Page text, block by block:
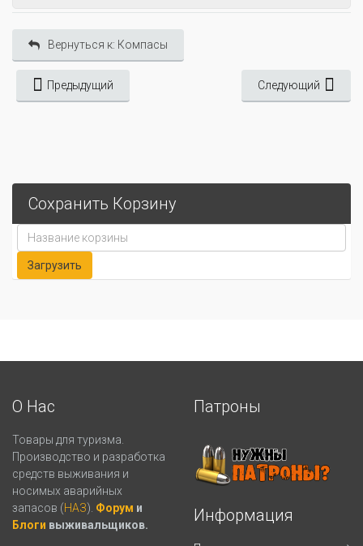
Вернуться к: Компасы
Предыдущий Следующий
Сохранить Корзину
О Нас
Товары для туризма.
Производство и разработка
средств выживания и
носимых аварийных
запасов (НАЗ). Форум и
Блоги выживальщиков.
Патроны
Информация